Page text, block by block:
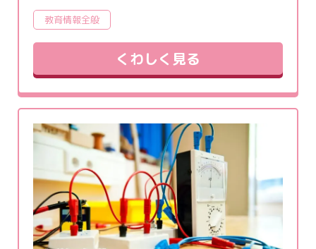
教育情報全般
くわしく見る